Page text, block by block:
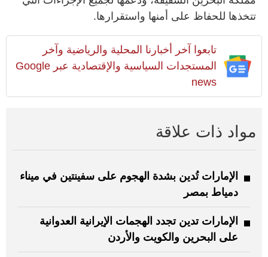
تتخذها للحفاظ على أمنها واستقرارها.
تابعوا آخر أخبارنا المحلية والرياضية وآخر
المستجدات السياسية والإقتصادية عبر Google
news
مواد ذات علاقة
الإمارات تُدين بشدة الهجوم على سفينتين في ميناء
دمياط بمصر
الإمارات تدين تجدد الهجمات الإيرانية العدوانية
على البحرين والكويت والأردن